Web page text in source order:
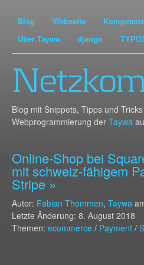
Blog Webseite Kompetenz
Über Taywa
django
Blog mit Snippets, Tipps und
Webprogrammierung der Taywa
Online-Shop bei
mit schweiz-fähigem
Stripe »
Autor: Fabian Thommen, Taywa
Letzte Änderung: 8. August 2018
Themen: ecommerce / Payment /